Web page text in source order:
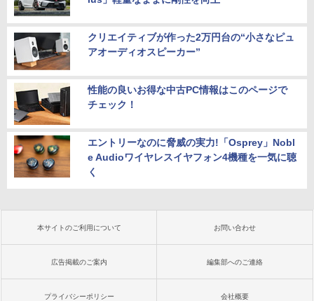
クリエイティブが作った2万円台の“小さなピュ
アオーディオスピーカー”
性能の良いお得な中古PC情報はこのページで
チェック！
エントリーなのに脅威の実力!「Osprey」Nobl
e Audioワイヤレスイヤフォン4機種を一気に聴
く
本サイトのご利用について お問い合わせ
広告掲載のご案内 編集部へのご連絡
プライバシーポリシー 会社概要